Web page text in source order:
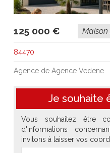
125 000 € Maison
84470
Agence de Agence Vedene
Je souhaite
Vous souhaitez être
d'informations
invitons à laisser vos